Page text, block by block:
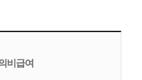
비급여